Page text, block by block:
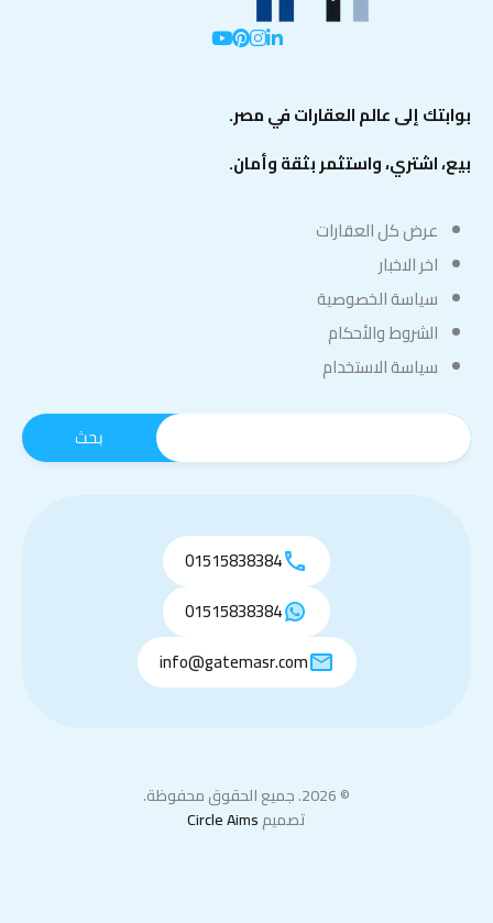
بوابتك إلى عالم العقارات في مصر.
بيع، اشتري، واستثمر بثقة وأمان.
عرض كل العقارات
اخر الاخبار
سياسة الخصوصية
الشروط والأحكام
سياسة الاستخدام
01515838384
01515838384
info@gatemasr.com
© 2026. جميع الحقوق محفوظة.
تصميمCircle Aims